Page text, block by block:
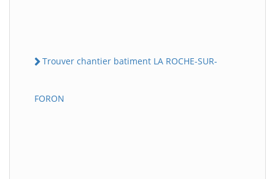
Trouver chantier batiment LA ROCHE-SUR-
FORON